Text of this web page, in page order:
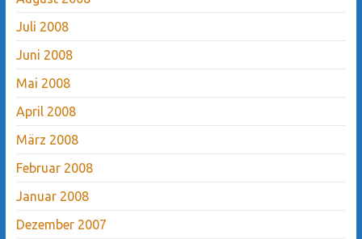
Juli 2008
Juni 2008
Mai 2008
April 2008
März 2008
Februar 2008
Januar 2008
Dezember 2007